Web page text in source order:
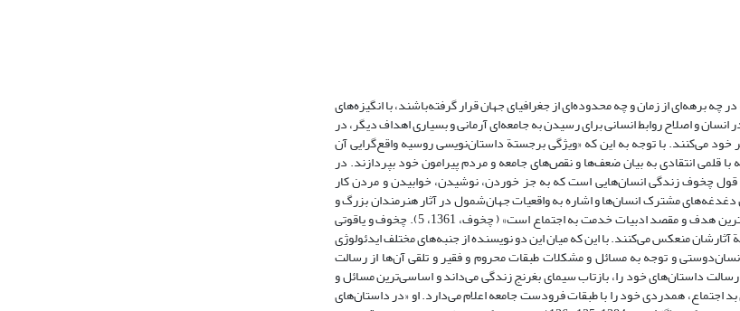
برهه‌ای از زمان و چه محدوده‌ای از جغرافیای جهان قرار گرفته‌باشند، با انگیزه‌های
و اصلاح روابط انسانی برای رسیدن به جامعه‌ای آرمانی و بسیاری اهداف دیگر، در
می‌کنند. با توجه به این که «ویژگی برجستة داستان‌نویسی روسیه واقع‌گرایی آن
می‌دانند که با قلمی انتقادی به بیان ضعف‌ها و نقص‌های جامعه و مردم پیرامون خود بپردازند. در
چخوف زندگی انسان‌هایی است که به جز خوردن، نوشیدن، خوابیدن و مردن کار
ادبیات به جامعه و بیان دغدغه‌های مشترک انسان‌ها و اشاره به واقعیات جهان‌شمول در آثار هنرمندان بزرگ و
کوچک در همه جای جهان ملاکی بر ارزشمندی آثار ادبی است. چخوف، خود، معتقد است: «بزرگترین هدف و مقصد ادبیات خدمت به اجتماع است» ( چخوف، 1361، 5). چخوف و یاقوتی
منعکس می‌کنند. با این که میان این دو نویسنده از جنبه‌های مختلف ایدئولوژی
و توجه به مسائل و مشکلات طبقات محروم و فقیر و تلقی آن‌ها از رسالت
داستان‌های خود را، بازتاب سیمای بغرنج زندگی می‌داند و اساسی‌ترین مسائل و
همدردی خود را با طبقات فرودست جامعه اعلام می‌دارد. او «در داستان‌های